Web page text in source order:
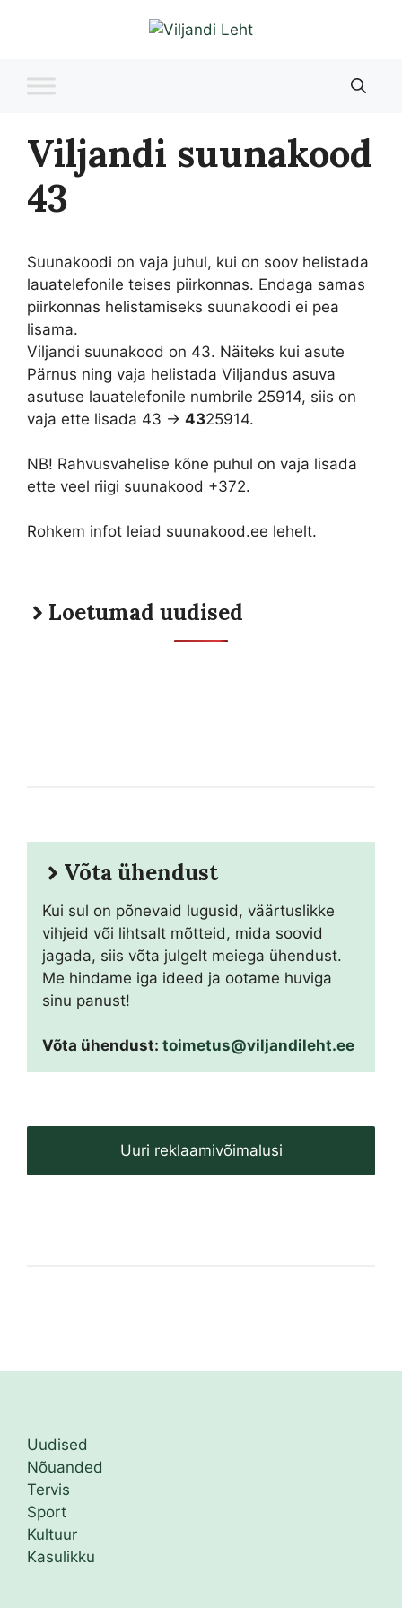
Viljandi suunakood
43
Suunakoodi on vaja juhul, kui on soov helistada
lauatelefonile teises piirkonnas. Endaga samas
piirkonnas helistamiseks suunakoodi ei pea
lisama.
Viljandi suunakood on 43. Näiteks kui asute
Pärnus ning vaja helistada Viljandus asuva
asutuse lauatelefonile numbrile 25914, siis on
vaja ette lisada 43 -> 4325914.
NB! Rahvusvahelise kõne puhul on vaja lisada
ette veel riigi suunakood +372.
Rohkem infot leiad suunakood.ee lehelt.
Loetumad uudised
Võta ühendust
Kui sul on põnevaid lugusid, väärtuslikke
vihjeid või lihtsalt mõtteid, mida soovid
jagada, siis võta julgelt meiega ühendust.
Me hindame iga ideed ja ootame huviga
sinu panust!
Võta ühendust: toimetus@viljandileht.ee
Uuri reklaamivõimalusi
Uudised
Nõuanded
Tervis
Sport
Kultuur
Kasulikku